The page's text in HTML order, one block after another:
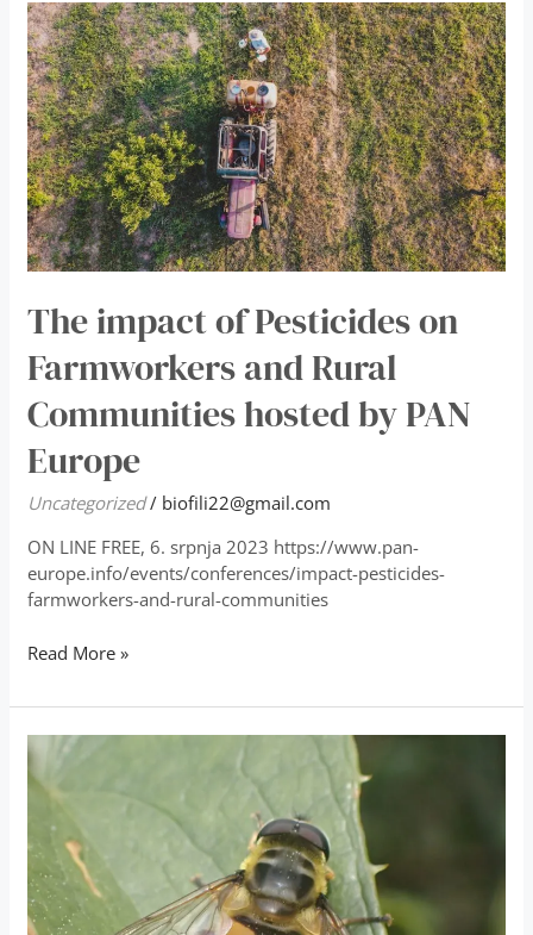
The impact of Pesticides on
Farmworkers and Rural
Communities hosted by PAN
Europe
Uncategorized/ biofili22@gmail.com
ON LINE FREE, 6. srpnja 2023 https://www.pan-
europe.info/events/conferences/impact-pesticides-
farmworkers-and-rural-communities
The
impact
of
Pesticides
on
Farmworkers
and
Rural
Communities
hosted
by
Europe
Read More »
Myathropa
florea